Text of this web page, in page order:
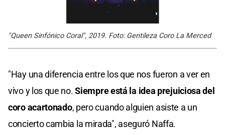
"Queen Sinfónico Coral", 2019. Foto: Gentileza Coro La Merced
"Hay una diferencia entre los que nos fueron a ver en
vivo y los que no.Siempre está la idea prejuiciosa del
coro acartonado, pero cuando alguien asiste a un
concierto cambia la mirada", aseguró Naffa.